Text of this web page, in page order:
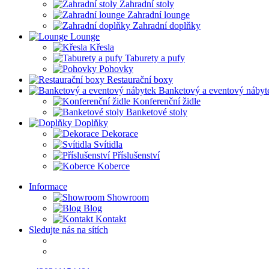
Zahradní stoly
Zahradní lounge
Zahradní doplňky
Lounge
Křesla
Taburety a pufy
Pohovky
Restaurační boxy
Banketový a eventový
Konferenční židle
Banketové stoly
Doplňky
Dekorace
Svítidla
Příslušenství
Koberce
Informace
Showroom
Blog
Kontakt
Sledujte nás na sítích